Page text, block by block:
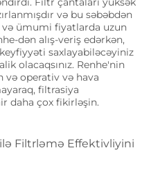
və bu səbəbdən
ümumi fiyatlarda uzun
dən alış-veriş edərkən,
saxlayabiləcəyiniz
olacaqsınız. Renhe'nin
və operativ və hava
filtrasiya
daha çox fikirləşin.